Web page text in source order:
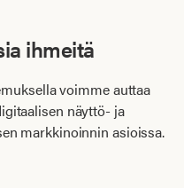
ihmeitä
voimme auttaa
näyttö- ja
markkinoinnin asioissa.